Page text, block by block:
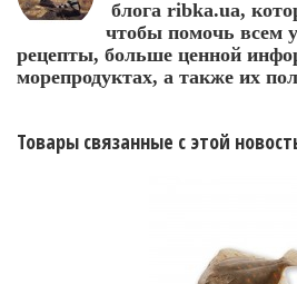
блога ribka.ua,
чтобы помочь всем
рецепты, больше ценной
морепродуктах, а также их
Товары связанные с этой